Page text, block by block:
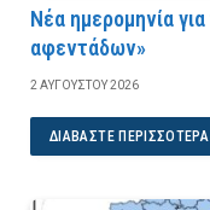
Νέα ημερομηνία
αφεντάδων»
2 ΑΥΓΟΎΣΤΟΥ 2026
ΔΙΑΒΆΣΤΕ ΠΕΡΙΣΣΌΤΕΡΑ